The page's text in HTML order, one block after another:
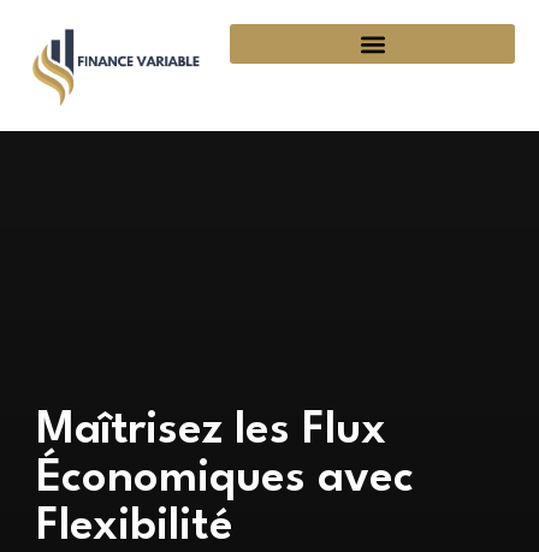
Maîtrisez les Flux
Économiques avec
Flexibilité